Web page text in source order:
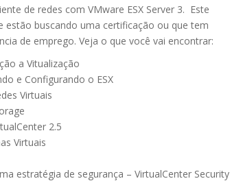
de redes com VMware ESX Server 3. Este
buscando uma certificação ou que tem
de emprego. Veja o que você vai encontrar:
a Vitualização
e Configurando o ESX
Virtuais
2.5
Virtuais
estratégia de segurança – VirtualCenter Security